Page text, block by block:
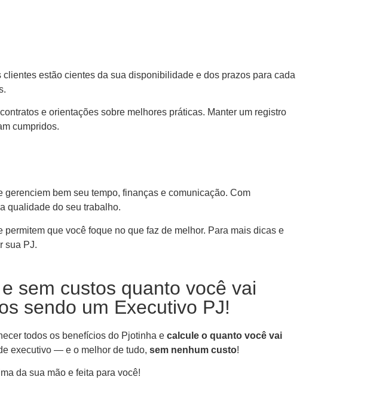
estão cientes da sua disponibilidade e dos prazos para cada
e orientações sobre melhores práticas. Manter um registro
cumpridos.
bem seu tempo, finanças e comunicação. Com
qualidade do seu trabalho.
que você foque no que faz de melhor. Para mais dicas e
sua PJ.
sem custos quanto você vai
sendo um Executivo PJ!
todos os benefícios do Pjotinha ecalcule o quanto você vai
executivo — e o melhor de tudo,sem nenhum custo!
da sua mão e feita para você!